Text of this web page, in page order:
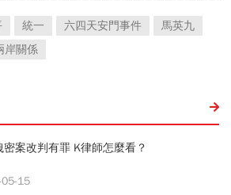
統一 六四天安門事件
馬英九
岸關係
密案改判有罪 K律師怎麼看？
15